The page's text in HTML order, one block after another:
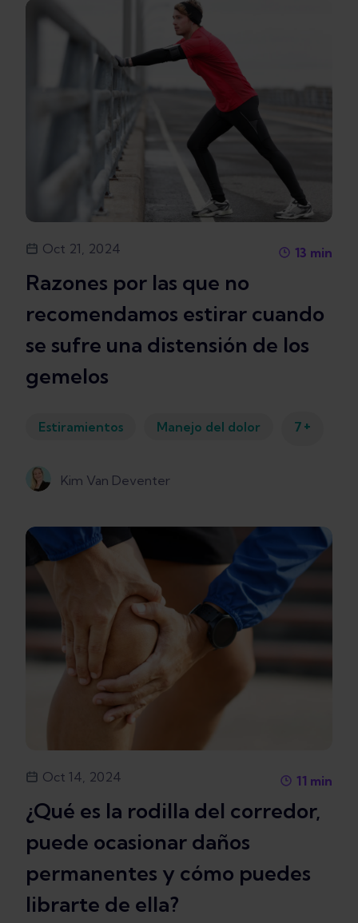
Oct 21, 2024 13 min
Razones por las que no
recomendamos estirar cuando
se sufre una distensión de los
gemelos
Estiramientos Manejo del dolor 7 +
Kim Van Deventer
Oct 14, 2024 11 min
¿Qué es la rodilla del corredor,
puede ocasionar daños
permanentes y cómo puedes
librarte de ella?